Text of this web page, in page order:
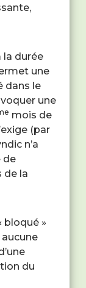
la durée
une
dans le
une
mois de
(par
n’a
de
de la
bloqué »
du